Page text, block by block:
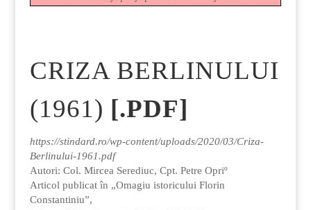
CRIZA BERLINULUI
(1961) [.PDF]
https://stindard.ro/wp-content/uploads/2020/03/Criza-
Berlinului-1961.pdf
Autori: Col. Mircea Serediuc, Cpt. Petre Opriº
Articol publicat în „Omagiu istoricului Florin
Constantiniu”,